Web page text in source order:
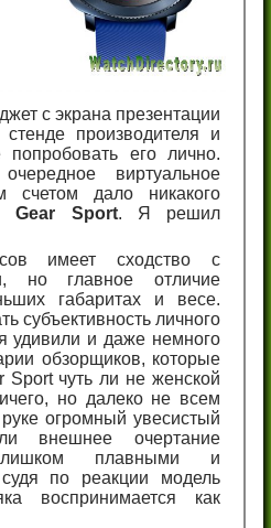
с экрана презентации
производителя и
попробовать его лично.
виртуальное
счетом дало никакого
Gear Sport. Я решил
имеет сходство с
но главное отличие
габаритах и весе.
субъективность личного
удивили и даже немного
обзорщиков, которые
Sport чуть ли не женской
но далеко не всем
огромный увесистый
внешнее очертание
плавными и
по реакции модель
воспринимается как